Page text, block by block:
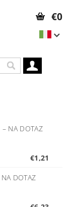
€0
– NA DOTAZ
€1,21
NA DOTAZ